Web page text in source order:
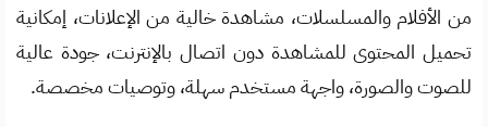
من الأفلام والمسلسلات، مشاهدة خالية من الإعلانات، إمكانية
تحميل المحتوى للمشاهدة دون اتصال بالإنترنت، جودة عالية
للصوت والصورة، واجهة مستخدم سهلة، وتوصيات مخصصة.